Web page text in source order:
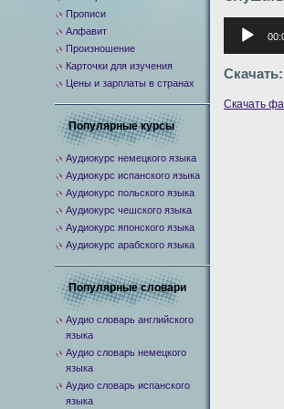
Аудиоплеер
Скачать:
Скачать
Прописи
Алфавит
Произношение
Карточки для изучения
Цены и зарплаты в странах
Популярные курсы
Аудиокурс немецкого языка
Аудиокурс испанского языка
Аудиокурс польского языка
Аудиокурс чешского языка
Аудиокурс японского языка
Аудиокурс арабского языка
Популярные словари
Аудио словарь английского
языка
Аудио словарь немецкого
языка
Аудио словарь испанского
языка